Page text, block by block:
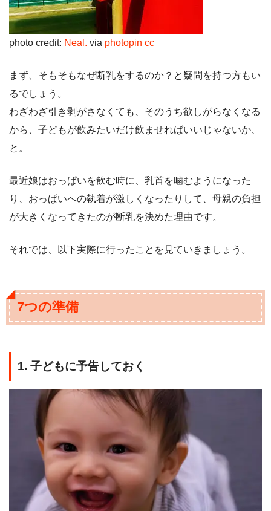
photo credit: Neal. via photopin cc
まず、そもそもなぜ断乳をするのか？と疑問を持つ方もい
るでしょう。
わざわざ引き剥がさなくても、そのうち欲しがらなくなる
から、子どもが飲みたいだけ飲ませればいいじゃないか、
と。
最近娘はおっぱいを飲む時に、乳首を噛むようになった
り、おっぱいへの執着が激しくなったりして、母親の負担
が大きくなってきたのが断乳を決めた理由です。
それでは、以下実際に行ったことを見ていきましょう。
7つの準備
1. 子どもに予告しておく